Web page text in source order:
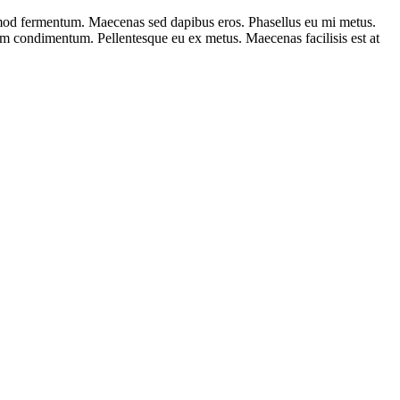
fermentum. Maecenas sed dapibus eros. Phasellus eu mi metus.
Pellentesque eu ex metus. Maecenas facilisis est at